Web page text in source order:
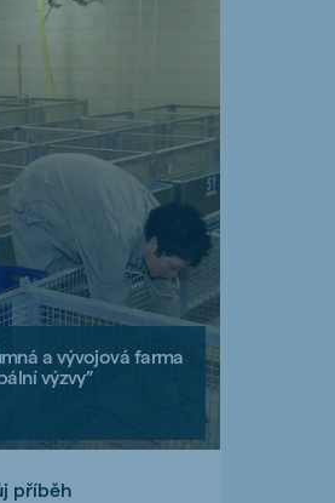
a vývojová farma
výzvy”
příběh